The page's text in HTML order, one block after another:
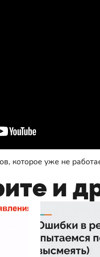
которое уже не
и